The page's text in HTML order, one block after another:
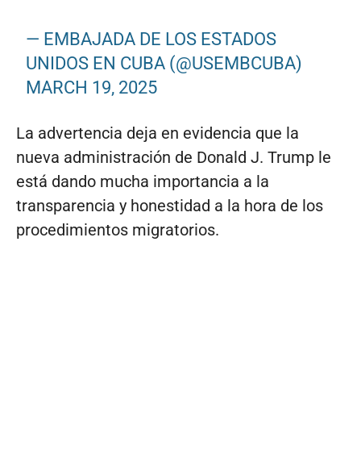
— EMBAJADA DE LOS ESTADOS
UNIDOS EN CUBA (@USEMBCUBA)
MARCH 19, 2025
La advertencia deja en evidencia que la
nueva administración de Donald J. Trump le
está dando mucha importancia a la
transparencia y honestidad a la hora de los
procedimientos migratorios.